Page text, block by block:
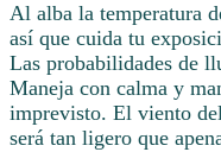
Al alba la temperatura
así que cuida tu
Las probabilidades de
Maneja con calma y
imprevisto. El viento
será tan ligero que